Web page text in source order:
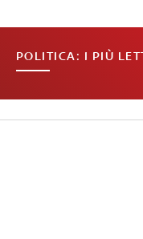
POLITICA: I PIÙ